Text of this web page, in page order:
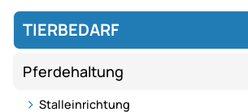
TIERBEDARF
Pferdehaltung
Stalleinrichtung